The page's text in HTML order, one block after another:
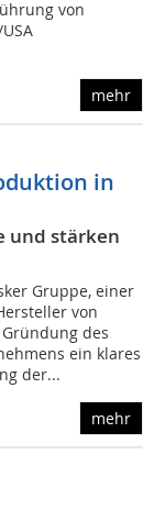
von
mehr
in
und stärken
Gruppe, einer
von
des
ein klares
der...
mehr